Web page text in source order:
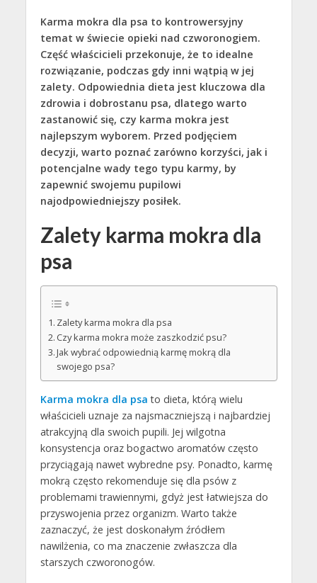
Karma mokra dla psa to kontrowersyjny
temat w świecie opieki nad czworonogiem.
Część właścicieli przekonuje, że to idealne
rozwiązanie, podczas gdy inni wątpią w jej
zalety. Odpowiednia dieta jest kluczowa dla
zdrowia i dobrostanu psa, dlatego warto
zastanowić się, czy karma mokra jest
najlepszym wyborem. Przed podjęciem
decyzji, warto poznać zarówno korzyści, jak i
potencjalne wady tego typu karmy, by
zapewnić swojemu pupilowi
najodpowiedniejszy posiłek.
Zalety karma mokra dla
psa
Zalety karma mokra dla psa
Czy karma mokra może zaszkodzić psu?
Jak wybrać odpowiednią karmę mokrą dla
swojego psa?
Karma mokra dla psa to dieta, którą wielu
właścicieli uznaje za najsmaczniejszą i najbardziej
atrakcyjną dla swoich pupili. Jej wilgotna
konsystencja oraz bogactwo aromatów często
przyciągają nawet wybredne psy. Ponadto, karmę
mokrą często rekomenduje się dla psów z
problemami trawiennymi, gdyż jest łatwiejsza do
przyswojenia przez organizm. Warto także
zaznaczyć, że jest doskonałym źródłem
nawilżenia, co ma znaczenie zwłaszcza dla
starszych czworonogów.